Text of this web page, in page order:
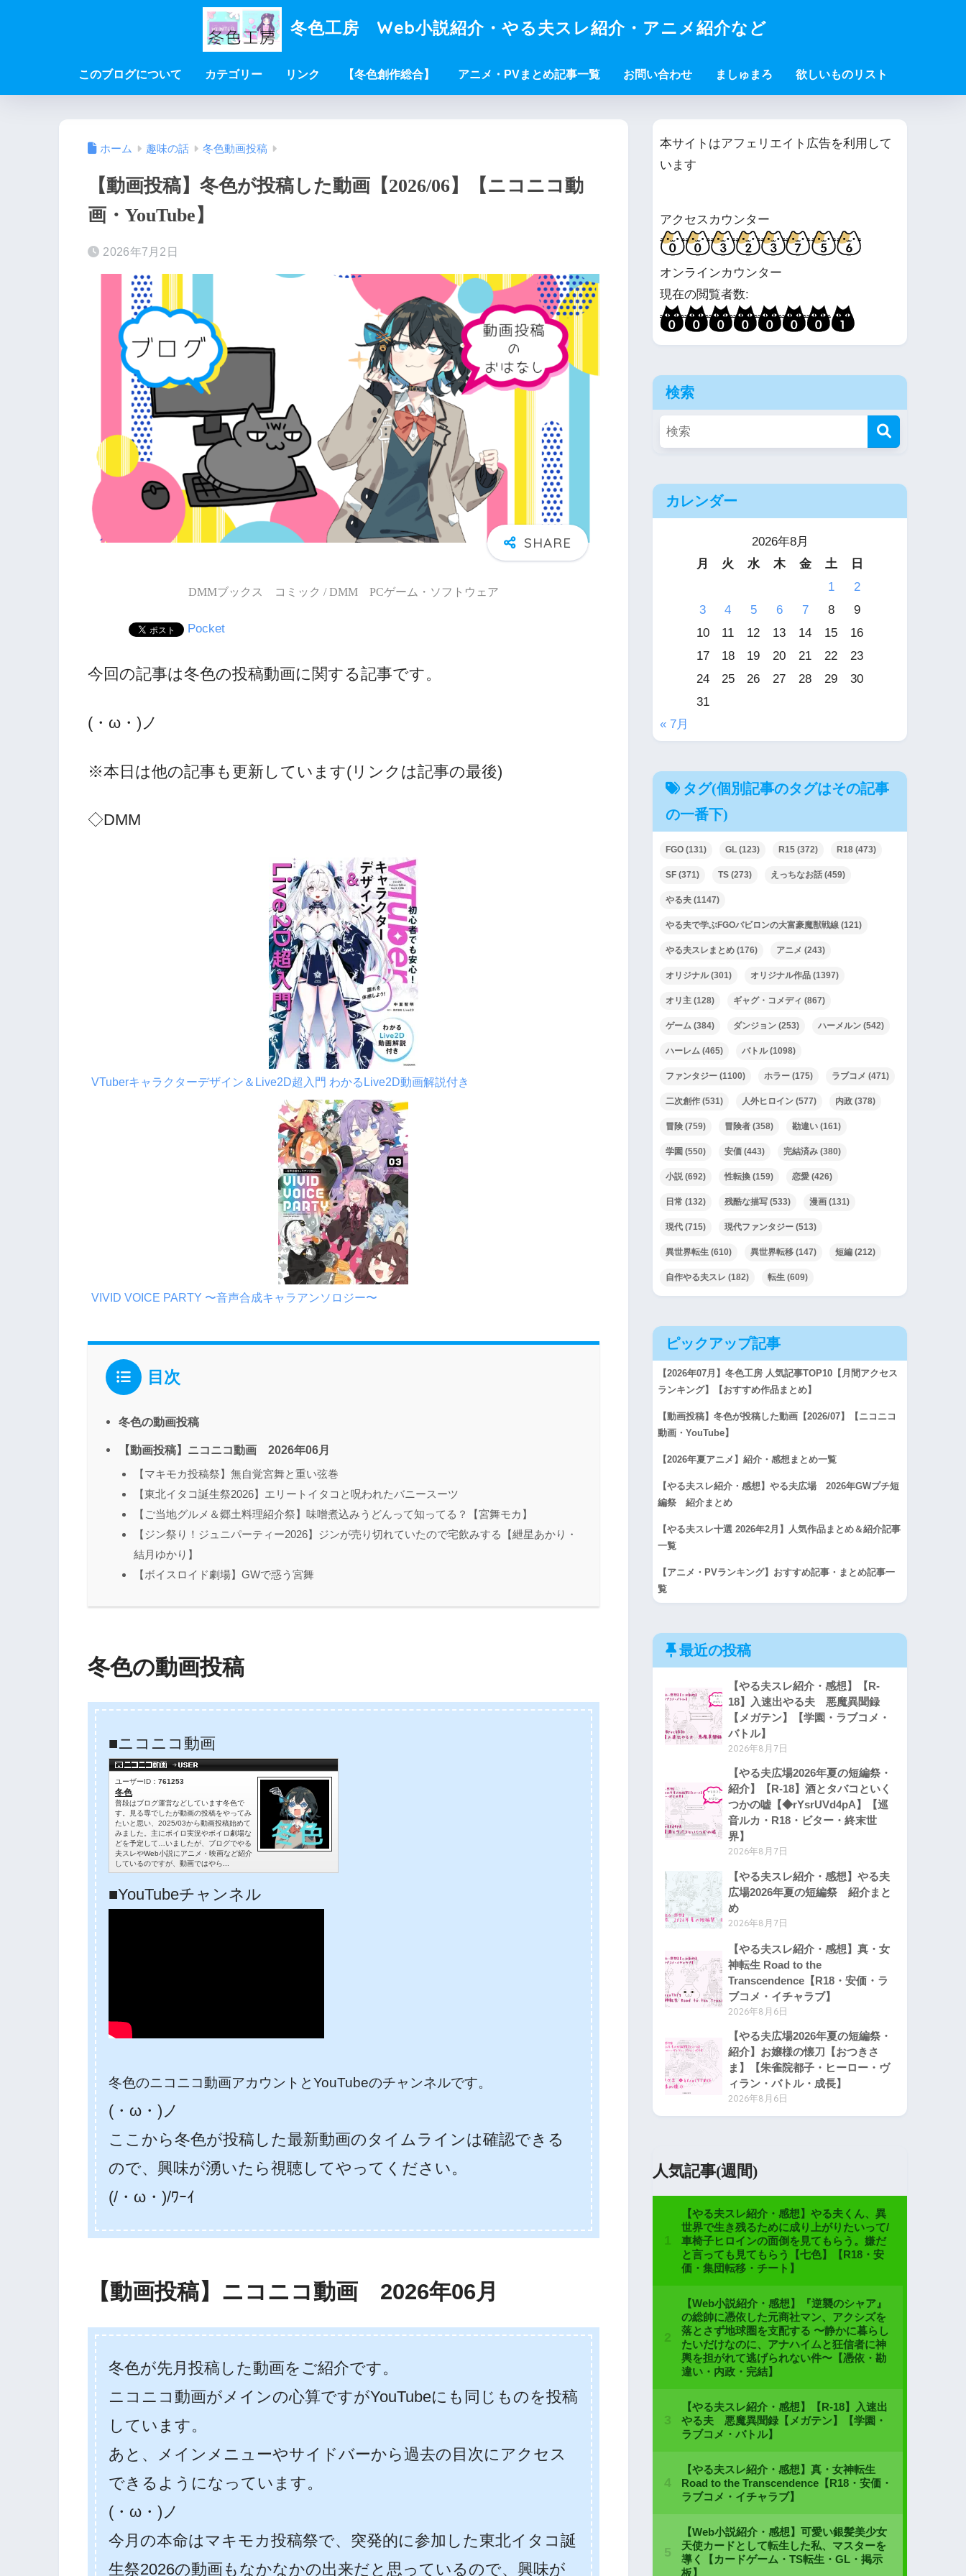
冬色工房 Web小説紹介・やる夫スレ紹介・アニメ紹介など
このブログについて カテゴリー リンク 【冬色創作総合】 アニメ・PVまとめ記事一覧 お問い合わせ ましゅまろ 欲しいものリスト
ホーム 趣味の話 冬色動画投稿
【動画投稿】冬色が投稿した動画【2026/06】【ニコニコ動
画・YouTube】
2026年7月2日
DMMブックス コミック / DMM PCゲーム・ソフトウェア
Pocket
今回の記事は冬色の投稿動画に関する記事です。
(・ω・)ノ
※本日は他の記事も更新しています(リンクは記事の最後)
◇DMM
VTuberキャラクターデザイン＆Live2D超入門 わかるLive2D動画解説付き
VIVID VOICE PARTY 〜音声合成キャラアンソロジー〜
目次
冬色の動画投稿
【動画投稿】ニコニコ動画 2026年06月
【マキモカ投稿祭】無自覚宮舞と重い弦巻
【東北イタコ誕生祭2026】エリートイタコと呪われたバニースーツ
【ご当地グルメ＆郷土料理紹介祭】味噌煮込みうどんって知ってる？【宮舞モカ】
【ジン祭り！ジュニパーティー2026】ジンが売り切れていたので宅飲みする【紲星あかり・
結月ゆかり】
【ボイスロイド劇場】GWで惑う宮舞
冬色の動画投稿
■ニコニコ動画
■YouTubeチャンネル
冬色のニコニコ動画アカウントとYouTubeのチャンネルです。
(・ω・)ノ
ここから冬色が投稿した最新動画のタイムラインは確認できる
ので、興味が湧いたら視聴してやってください。
(/・ω・)/ﾜｰｲ
【動画投稿】ニコニコ動画 2026年06月
冬色が先月投稿した動画をご紹介です。
ニコニコ動画がメインの心算ですがYouTubeにも同じものを投稿
しています。
あと、メインメニューやサイドバーから過去の目次にアクセス
できるようになっています。
(・ω・)ノ
今月の本命はマキモカ投稿祭で、突発的に参加した東北イタコ誕
生祭2026の動画もなかなかの出来だと思っているので、興味が
本サイトはアフェリエイト広告を利用して
います
アクセスカウンター
オンラインカウンター
現在の閲覧者数:
検索
カレンダー
2026年8月
月
火 水 木 金 土
日
1
2
3
4 5 6 7 8
9
10
11 12 13 14 15
16
17
18 19 20 21 22
23
24
25 26 27 28 29
30
31
« 7月
タグ(個別記事のタグはその記事
の一番下)
FGO (131) GL (123) R15 (372) R18 (473)
SF (371) TS (273) えっちなお話 (459)
やる夫 (1147)
やる夫で学ぶFGOバビロンの大富豪魔獣戦線 (121)
やる夫スレまとめ (176) アニメ (243)
オリジナル(301) オリジナル作品 (1397)
オリ主 (128) ギャグ・コメディ (867)
ゲーム (384) ダンジョン (253) ハーメルン (542)
ハーレム (465) バトル(1098)
ファンタジー (1100) ホラー (175) ラブコメ (471)
二次創作 (531) 人外ヒロイン (577) 内政 (378)
冒険 (759) 冒険者 (358) 勘違い (161)
学園 (550) 安価 (443) 完結済み (380)
小説(692) 性転換 (159) 恋愛 (426)
日常 (132) 残酷な描写 (533) 漫画 (131)
現代 (715) 現代ファンタジー (513)
異世界転生 (610) 異世界転移 (147) 短編 (212)
自作やる夫スレ (182) 転生 (609)
ピックアップ記事
【2026年07月】冬色工房 人気記事TOP10【月間アクセス
ランキング】【おすすめ作品まとめ】
【動画投稿】冬色が投稿した動画【2026/07】【ニコニコ
動画・YouTube】
【2026年夏アニメ】紹介・感想まとめ一覧
【やる夫スレ紹介・感想】やる夫広場 2026年GWプチ短
編祭 紹介まとめ
【やる夫スレ十選 2026年2月】人気作品まとめ＆紹介記事
一覧
【アニメ・PVランキング】おすすめ記事・まとめ記事一
覧
最近の投稿
【やる夫スレ紹介・感想】【R-
18】入速出やる夫 悪魔異聞録
【メガテン】【学園・ラブコメ・
バトル】
2026年8月7日
【やる夫広場2026年夏の短編祭・
紹介】【R-18】酒とタバコといく
つかの嘘【◆rYsrUVd4pA】【巡
音ルカ・R18・ビター・終末世
界】
2026年8月7日
【やる夫スレ紹介・感想】やる夫
広場2026年夏の短編祭 紹介まと
め
2026年8月7日
【やる夫スレ紹介・感想】真・女
神転生 Road to the
Transcendence【R18・安価・ラ
ブコメ・イチャラブ】
2026年8月6日
【やる夫広場2026年夏の短編祭・
紹介】お嬢様の懐刀【おつきさ
ま】【朱雀院都子・ヒーロー・ヴ
ィラン・バトル・成長】
2026年8月6日
人気記事(週間)